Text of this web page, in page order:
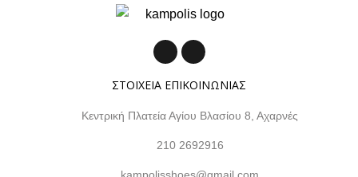
ΣΤΟΙΧΕΙΑ ΕΠΙΚΟΙΝΩΝΙΑΣ
Κεντρική Πλατεία Αγίου Βλασίου 8, Αχαρνές
210 2692916